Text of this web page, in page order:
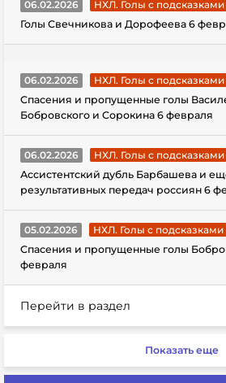
06.02.2026
НХЛ. Голы с подсказками
Голы Свечникова и Дорофеева 6
06.02.2026
НХЛ. Голы с подсказками
Спасения и пропущенные голы
Бобровского и Сорокина 6 февраля
06.02.2026
НХЛ. Голы с подсказками
Ассистентский дубль Барбашева и
результативных передач россиян 6
05.02.2026
НХЛ. Голы с подсказками
Спасения и пропущенные голы
февраля
Перейти в раздел
Показать еще